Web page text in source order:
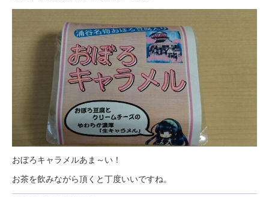
おぼろキャラメルあま～い！
お茶を飲みながら頂くと丁度いいですね。